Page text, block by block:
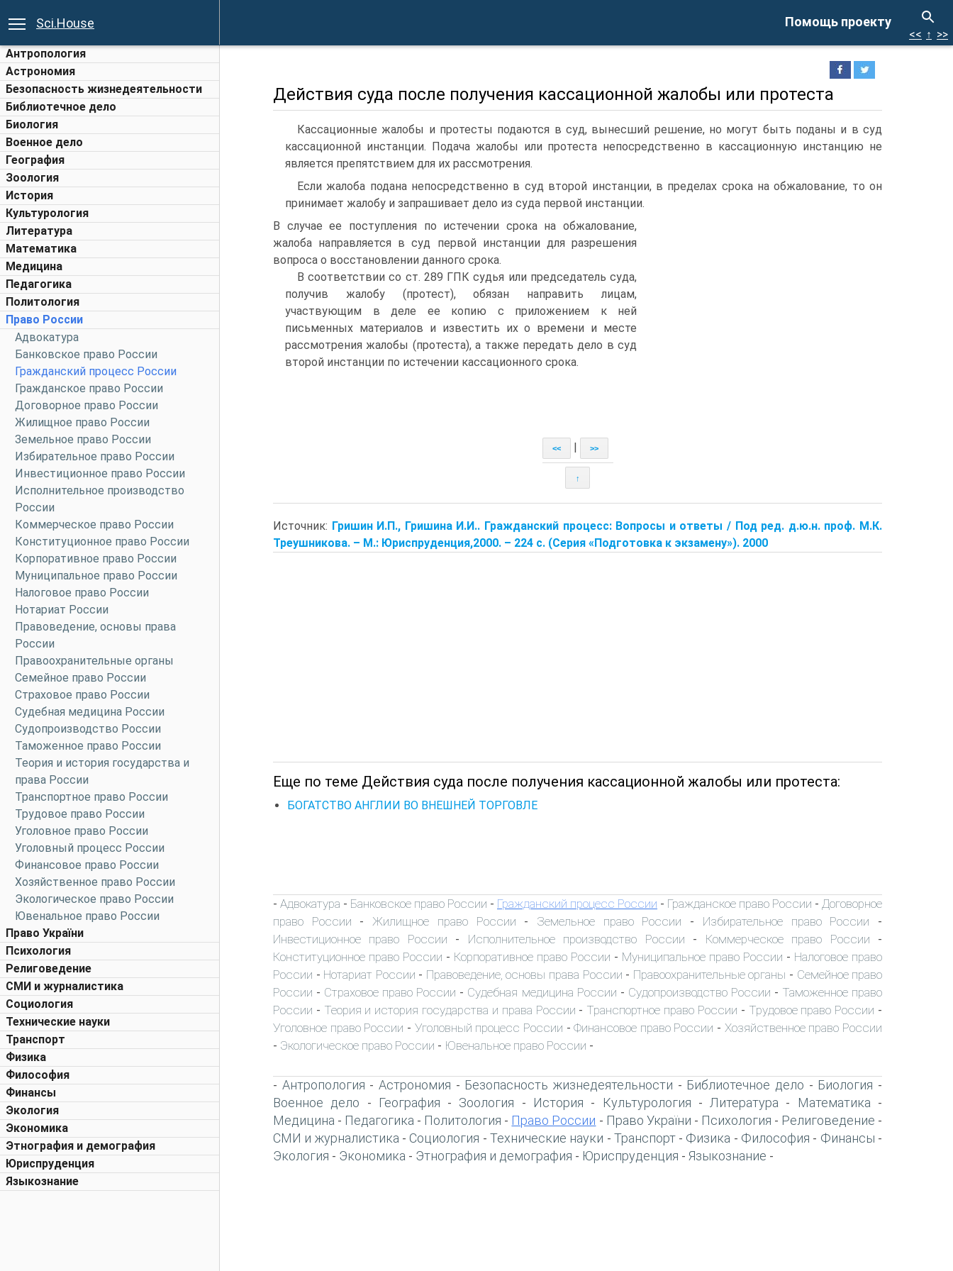
Помощь проекту
Sci.House
Антропология
Астрономия
Безопасность жизнедеятельности
Библиотечное дело
Биология
Военное дело
География
Зоология
История
Культурология
Литература
Математика
Медицина
Педагогика
Политология
Право России
Адвокатура
Банковское право России
Гражданский процесс России
Гражданское право России
Договорное право России
Жилищное право России
Земельное право России
Избирательное право России
Инвестиционное право России
Исполнительное производство
России
Коммерческое право России
Конституционное право России
Корпоративное право России
Муниципальное право России
Налоговое право России
Нотариат России
Правоведение, основы права
России
Правоохранительные органы
Семейное право России
Страховое право России
Судебная медицина России
Судопроизводство России
Таможенное право России
Теория и история государства и
права России
Транспортное право России
Трудовое право России
Уголовное право России
Уголовный процесс России
Финансовое право России
Хозяйственное право России
Экологическое право России
Ювенальное право России
Право України
Психология
Религоведение
СМИ и журналистика
Социология
Технические науки
Транспорт
Физика
Философия
Финансы
Экология
Экономика
Этнография и демография
Юриспруденция
Языкознание
<< ↑ >>
Действия суда после получения кассационной жалобы или протеста
Кассационные жалобы и протесты подаются в суд, вынесший решение, но могут быть поданы и в суд
кассационной инстанции. Подача жалобы или протеста непосредственно в кассационную инстанцию не
является препятствием для их рассмотрения.
Если жалоба подана непосредственно в суд второй инстанции, в пределах срока на обжалование, то он
принимает жалобу и запрашивает дело из суда первой инстанции.
В случае ее поступления по истечении срока на обжалование,
жалоба направляется в суд первой инстанции для разрешения
вопроса о восстановлении данного срока.
В соответствии со ст. 289 ГПК судья или председатель суда,
получив жалобу (протест), обязан направить лицам,
участвующим в деле ее копию с приложением к ней
письменных материалов и известить их о времени и месте
рассмотрения жалобы (протеста), а также передать дело в суд
второй инстанции по истечении кассационного срока.
<< >>
↑
Источник: Гришин И.П., Гришина И.И.. Гражданский процесс: Вопросы и ответы / Под ред. д.ю.н. проф. М.К.
Треушникова. – М.: Юриспруденция,2000. – 224 с. (Серия «Подготовка к экзамену»). 2000
Еще по теме Действия суда после получения кассационной жалобы или протеста:
БОГАТСТВО АНГЛИИ ВО ВНЕШНЕЙ ТОРГОВЛЕ
- Адвокатура - Банковское право России - Гражданский процесс России - Гражданское право России - Договорное
право России - Жилищное право России - Земельное право России - Избирательное право России -
Инвестиционное право России - Исполнительное производство России - Коммерческое право России -
Конституционное право России - Корпоративное право России - Муниципальное право России - Налоговое право
России - Нотариат России - Правоведение, основы права России - Правоохранительные органы - Семейное право
России - Страховое право России - Судебная медицина России - Судопроизводство России - Таможенное право
России - Теория и история государства и права России - Транспортное право России - Трудовое право России -
Уголовное право России - Уголовный процесс России -Финансовое право России - Хозяйственное право России
- Экологическое право России - Ювенальное право России -
- Антропология -Астрономия - Безопасность жизнедеятельности - Библиотечное дело - Биология -
Военное дело - География - Зоология - История - Культурология - Литература - Математика -
Медицина - Педагогика - Политология - Право России - Право України - Психология - Религоведение -
СМИ и журналистика - Социология - Технические науки - Транспорт- Физика - Философия - Финансы -
Экология - Экономика - Этнография и демография - Юриспруденция - Языкознание -